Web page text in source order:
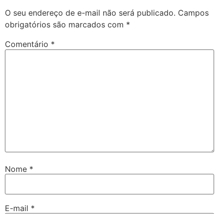
O seu endereço de e-mail não será publicado. Campos
obrigatórios são marcados com *
Comentário *
Nome *
E-mail *